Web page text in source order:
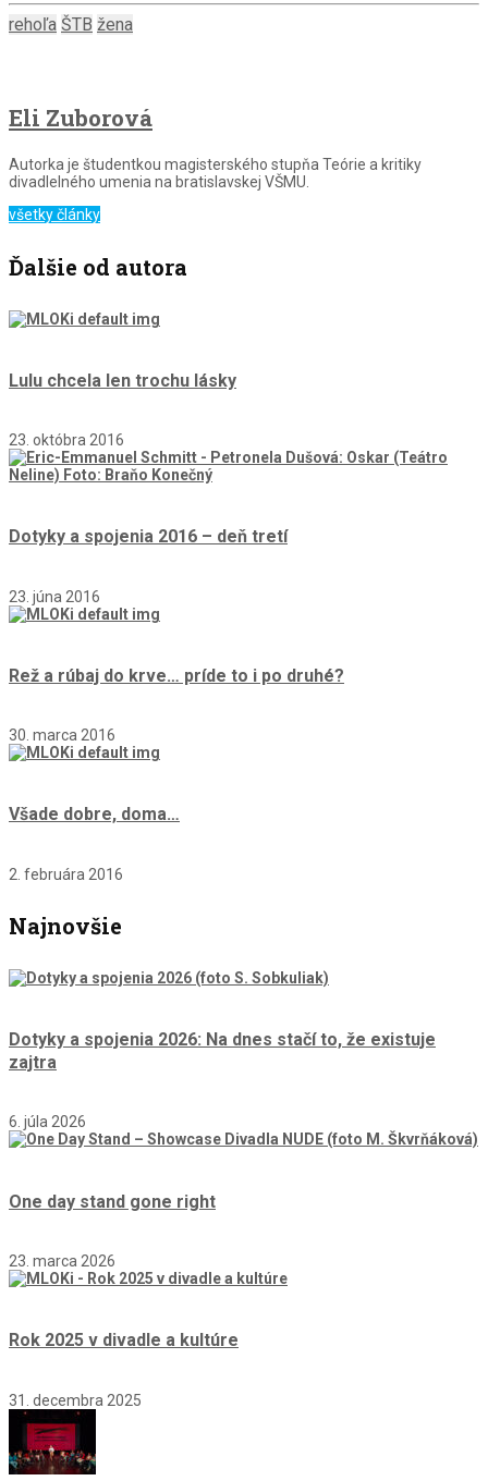
rehoľa ŠTB žena
Eli Zuborová
Autorka je študentkou magisterského stupňa Teórie a kritiky
divadlelného umenia na bratislavskej VŠMU.
všetky články
Ďalšie od autora
Lulu chcela len trochu lásky
23. októbra 2016
Dotyky a spojenia 2016 – deň tretí
23. júna 2016
Rež a rúbaj do krve… príde to i po druhé?
30. marca 2016
Všade dobre, doma…
2. februára 2016
Najnovšie
Dotyky a spojenia 2026: Na dnes stačí to, že existuje
zajtra
6. júla 2026
One day stand gone right
23. marca 2026
Rok 2025 v divadle a kultúre
31. decembra 2025